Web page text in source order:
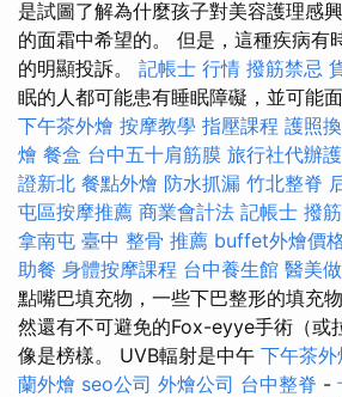
是試圖了解為什麼孩子對美容護理感
的面霜中希望的。 但是，這種疾病有
的明顯投訴。 記帳士 行情 撥筋禁忌
眠的人都可能患有睡眠障礙，並可能
下午茶外燴 按摩教學 指壓課程 護照
燴 餐盒 台中五十肩筋膜 旅行社代辦
證新北 餐點外燴 防水抓漏 竹北整脊
屯區按摩推薦 商業會計法 記帳士 撥
拿南屯 臺中 整骨 推薦 buffet外燴價
助餐 身體按摩課程 台中養生館 醫美
點嘴巴填充物，一些下巴整形的填充
然還有不可避免的Fox-eyye手術（或
像是榜樣。 UVB輻射是中午 下午茶外
蘭外燴 seo公司 外燴公司 台中整脊 -